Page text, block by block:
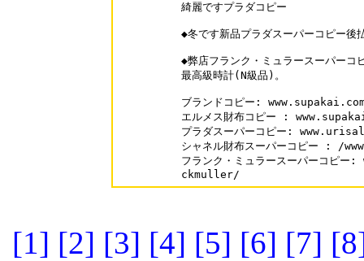
綺麗ですプラダコピー
◆冬です新品プラダスーパーコピー後
◆弊店フランク・ミュラースーパーコ
最高級時計(N級品)。
ブランドコピー:
エルメス財布コピー :
プラダスーパーコピー:
シャネル財布スーパーコピー : /
フランク・ミュラースーパーコ
ckmuller/
[1] [2] [3] [4] [5] [6] [7]